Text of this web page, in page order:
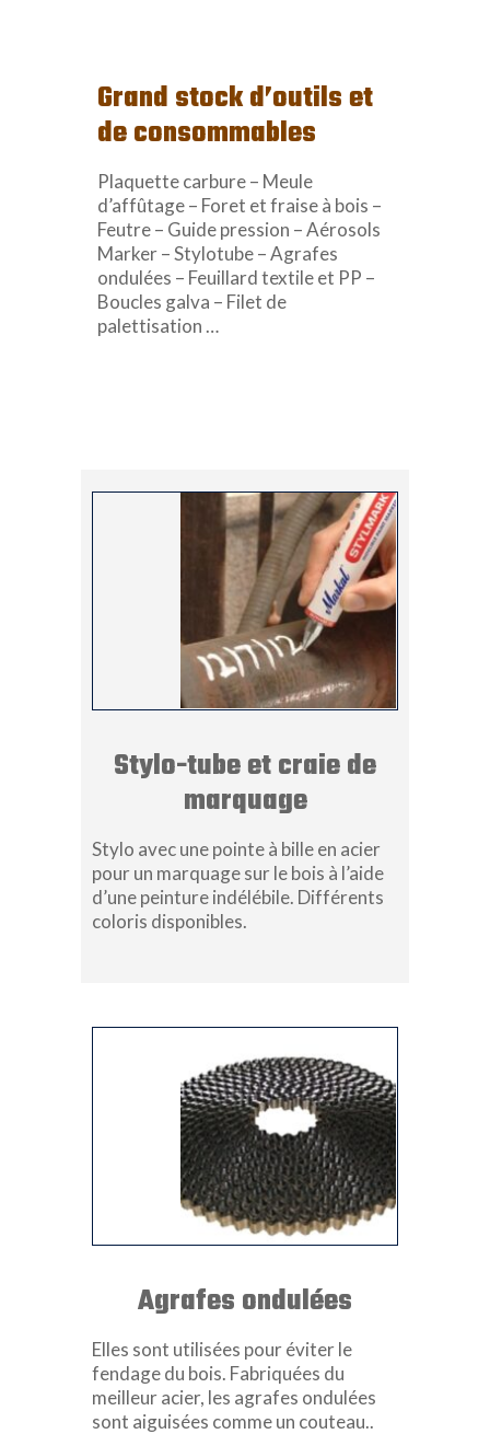
Grand stock d’outils et
de consommables
Plaquette carbure – Meule
d’affûtage – Foret et fraise à bois –
Feutre – Guide pression – Aérosols
Marker – Stylotube – Agrafes
ondulées – Feuillard textile et PP –
Boucles galva – Filet de
palettisation …
Stylo-tube et craie de
marquage
Stylo avec une pointe à bille en acier
pour un marquage sur le bois à l’aide
d’une peinture indélébile. Différents
coloris disponibles.
Agrafes ondulées
Elles sont utilisées pour éviter le
fendage du bois. Fabriquées du
meilleur acier, les agrafes ondulées
sont aiguisées comme un couteau..